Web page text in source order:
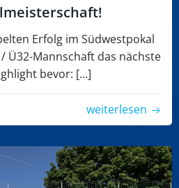
Erfolg im Südwestpokal
Ü32-Mannschaft das nächste
bevor: […]
weiterlesen